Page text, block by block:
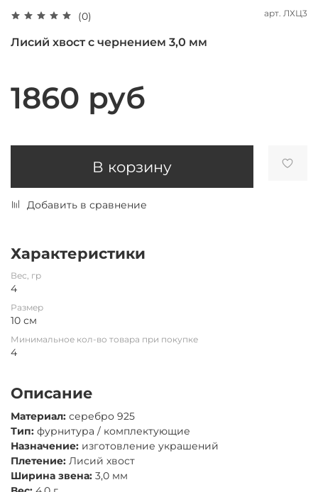
(0) арт. ЛХЦ3
Лисий хвост с чернением 3,0 мм
1860 руб
В корзину
Добавить в сравнение
Характеристики
Вес, гр
4
Размер
10 см
Минимальное кол-во товара при покупке
4
Описание
Материал: серебро 925
Тип: фурнитура / комплектующие
Назначение: изготовление украшений
Плетение: Лисий хвост
Ширина звена: 3,0 мм